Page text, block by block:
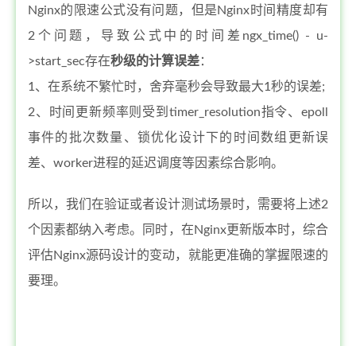
Nginx的限速公式没有问题，但是Nginx时间精度却有
2个问题，导致公式中的时间差ngx_time() - u-
>start_sec存在秒级的计算误差：
1、在系统不繁忙时，舍弃毫秒会导致最大1秒的误差;
2、时间更新频率则受到timer_resolution指令、epoll
事件的批次数量、锁优化设计下的时间数组更新误
差、worker进程的延迟调度等因素综合影响。
所以，我们在验证或者设计测试场景时，需要将上述2
个因素都纳入考虑。同时，在Nginx更新版本时，综合
评估Nginx源码设计的变动，就能更准确的掌握限速的
要理。